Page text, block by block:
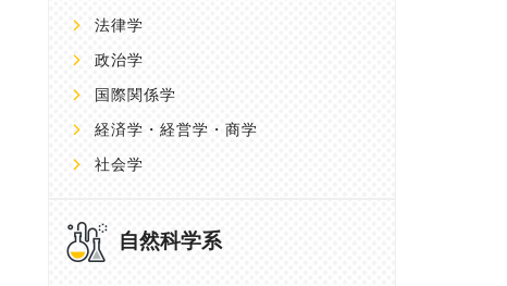
法律学
政治学
国際関係学
経済学・経営学・商学
社会学
自然科学系